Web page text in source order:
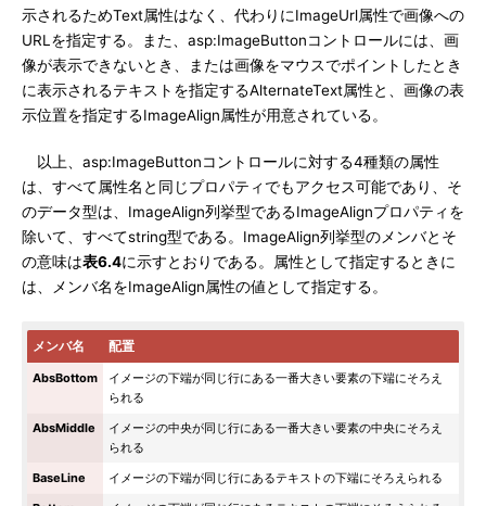
示されるためText属性はなく、代わりにImageUrl属性で画像への
URLを指定する。また、asp:ImageButtonコントロールには、画
像が表示できないとき、または画像をマウスでポイントしたとき
に表示されるテキストを指定するAlternateText属性と、画像の表
示位置を指定するImageAlign属性が用意されている。
以上、asp:ImageButtonコントロールに対する4種類の属性
は、すべて属性名と同じプロパティでもアクセス可能であり、そ
のデータ型は、ImageAlign列挙型であるImageAlignプロパティを
除いて、すべてstring型である。ImageAlign列挙型のメンバとそ
の意味は表6.4に示すとおりである。属性として指定するときに
は、メンバ名をImageAlign属性の値として指定する。
メンバ名 配置
AbsBottom
イメージの下端が同じ行にある一番大きい要素の下端にそろえ
られる
AbsMiddle
イメージの中央が同じ行にある一番大きい要素の中央にそろえ
られる
BaseLine
イメージの下端が同じ行にあるテキストの下端にそろえられる